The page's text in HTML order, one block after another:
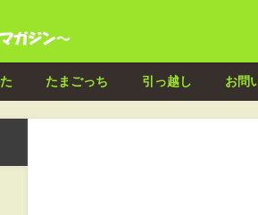
たまごっち 引っ越し お問